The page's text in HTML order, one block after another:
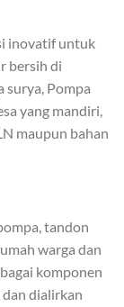
inovatif untuk
bersih di
surya, Pompa
yang mandiri,
maupun bahan
tandon
warga dan
komponen
dialirkan